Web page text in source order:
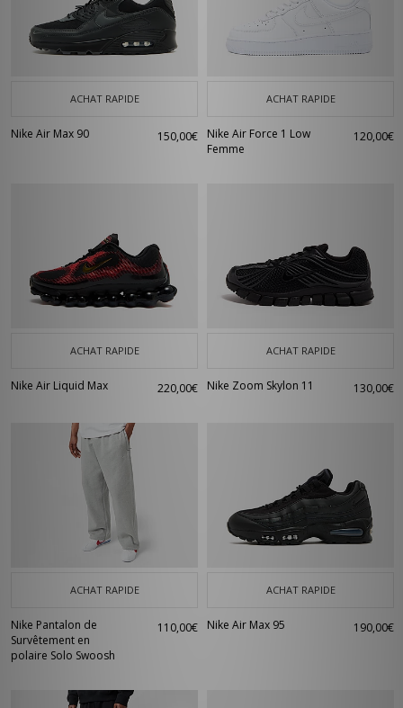
ACHAT RAPIDE
Nike Air Max 90 150,00€
ACHAT RAPIDE
Nike Air Force 1 Low
Femme
120,00€
ACHAT RAPIDE
Nike Air Liquid Max 220,00€
ACHAT RAPIDE
Nike Zoom Skylon 11 130,00€
ACHAT RAPIDE
Nike Pantalon de
Survêtement en
polaire Solo Swoosh
110,00€
ACHAT RAPIDE
Nike Air Max 95 190,00€